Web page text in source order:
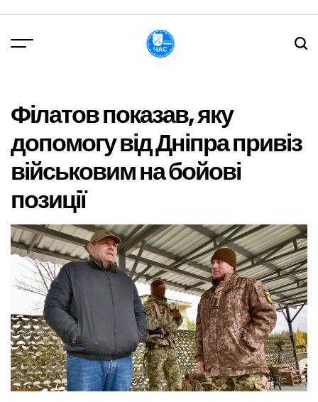
вмісту
Філатов показав, яку
допомогу від Дніпра привіз
військовим на бойові
позиції